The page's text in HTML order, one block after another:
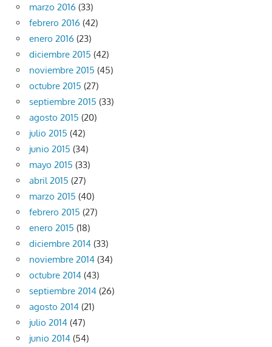
marzo 2016 (33)
febrero 2016 (42)
enero 2016 (23)
diciembre 2015 (42)
noviembre 2015 (45)
octubre 2015 (27)
septiembre 2015 (33)
agosto 2015 (20)
julio 2015 (42)
junio 2015 (34)
mayo 2015 (33)
abril 2015 (27)
marzo 2015 (40)
febrero 2015 (27)
enero 2015 (18)
diciembre 2014 (33)
noviembre 2014 (34)
octubre 2014 (43)
septiembre 2014 (26)
agosto 2014 (21)
julio 2014 (47)
junio 2014 (54)